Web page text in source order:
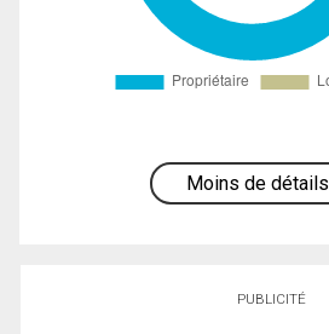
Moins de détails
PUBLICITÉ